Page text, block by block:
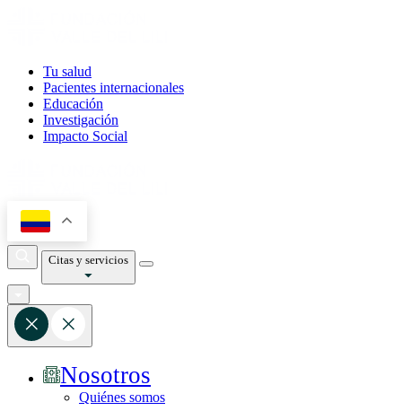
Tu salud
Pacientes internacionales
Educación
Investigación
Impacto Social
Citas y servicios
Nosotros
Quiénes somos